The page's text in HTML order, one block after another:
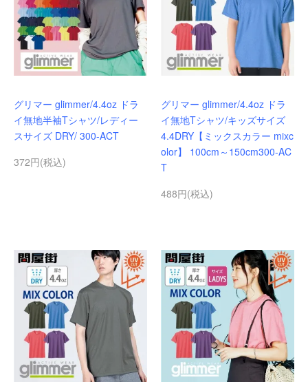
グリマー glimmer/4.4oz ドラ
イ無地半袖Tシャツ/レディー
スサイズ DRY/ 300-ACT
372円(税込)
グリマー glimmer/4.4oz ドラ
イ無地Tシャツ/キッズサイズ
4.4DRY【ミックスカラー mixc
olor】 100cm～150cm300-AC
T
488円(税込)